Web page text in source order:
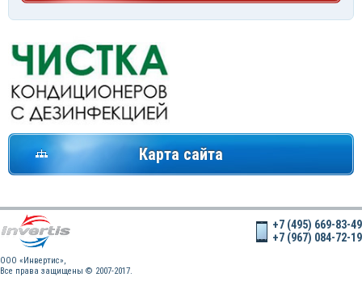
Карта сайта
OOO «Инвертис»,
Все права защищены © 2007-2017.
+7 (495) 669-83-49
+7 (967) 084-72-19